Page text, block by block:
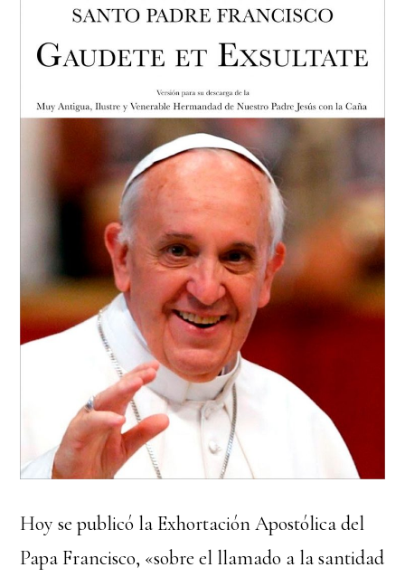
Hoy se publicó la Exhortación Apostólica del
Papa Francisco, «sobre el llamado a la santidad